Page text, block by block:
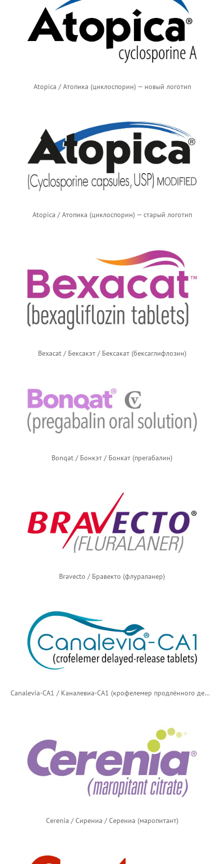
Atopica / Атопика (циклоспорин) — новый логотип
Atopica / Атопика (циклоспорин) — старый логотип
Bexacat / Бексакэт / Бексакат (бексаглифлозин)
Bonqat / Бонкэт / Бонкат (прегабалин)
Bravecto / Бравекто (флураланер)
Canalevia-CA1 / Каналевиа-CA1 (крофелемер продлённого действия)
Cerenia / Сирениа / Серениа (маропитант)